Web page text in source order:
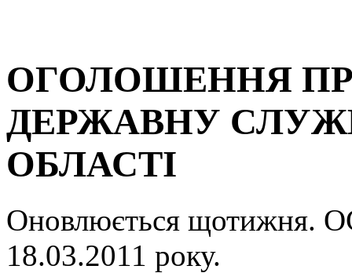
ОГОЛОШЕННЯ
ДЕРЖАВНУ
ОБЛАСТІ
Оновлюється
18.03.2011 року.